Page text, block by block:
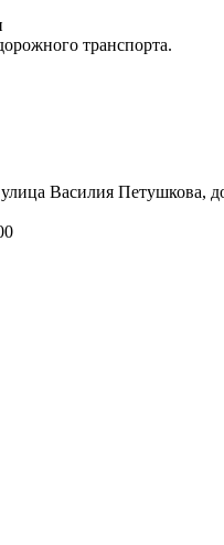
транспорта.
Василия Петушкова,